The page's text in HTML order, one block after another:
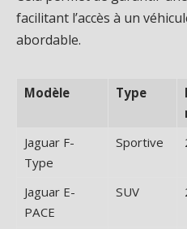
facilitant l’accès à un
abordable.
Modèle Type
Jaguar F-
Type
Sportive
Jaguar E-
PACE
SUV